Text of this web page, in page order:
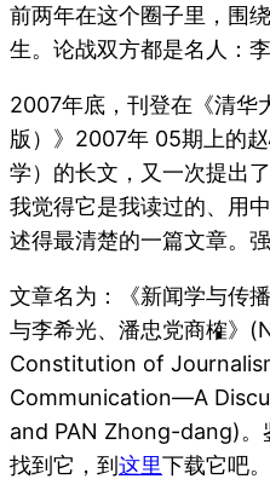
前两年在这个圈子里，围
生。论战双方都是名人：
2007年底，刊登在《清华
版）》2007年 05期上的
学）的长文，又一次提出
我觉得它是我读过的、用
述得最清楚的一篇文章。强
文章名为：《新闻学与传
与李希光、潘忠党商榷》
Constitution of
Communication—A
and PAN Zhong-dang)。
找到它，到这里下载它吧。